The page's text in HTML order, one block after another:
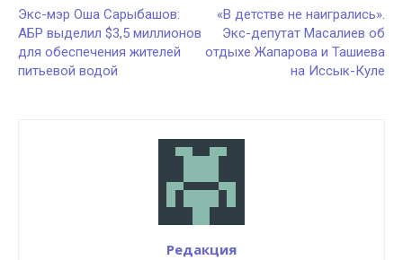
Экс-мэр Оша Сарыбашов:
АБР выделил $3,5 миллионов
для обеспечения жителей
питьевой водой
«В детстве не наигрались».
Экс-депутат Масалиев об
отдыхе Жапарова и Ташиева
на Иссык-Куле
Редакция